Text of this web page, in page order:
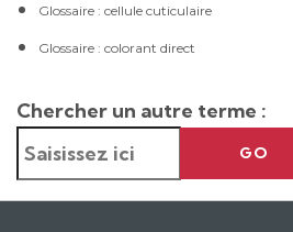
Glossaire : cellule cuticulaire
Glossaire : colorant direct
Chercher un autre terme :
GO